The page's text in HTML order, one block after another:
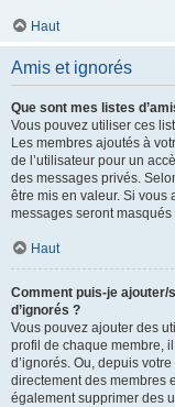
Haut
Amis et ignorés
Que sont mes listes
Vous pouvez utiliser ces
Les membres ajoutés à
de l’utilisateur pour un
des messages privés.
être mis en valeur. Si vous
messages seront masqués
Haut
Comment puis-je ajouter/
d’ignorés ?
Vous pouvez ajouter des
profil de chaque membre,
d’ignorés. Ou, depuis
directement des membres
également supprimer des